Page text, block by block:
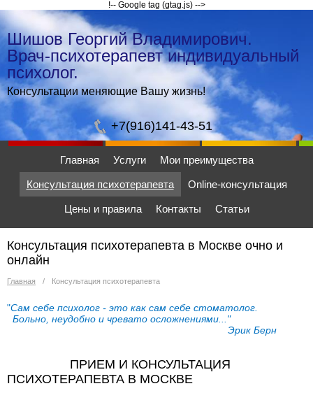
!-- Google tag (gtag.js) -->
Шишов Георгий Владимирович.
Врач-психотерапевт индивидуальный
психолог.
Консультации меняющие Вашу жизнь!
+7(916)141-43-51
Главная Услуги Мои преимущества
Консультация психотерапевта Online-консультация
Цены и правила Контакты Статьи
Консультация психотерапевта в Москве очно и
онлайн
Главная / Консультация психотерапевта
"Сам себе психолог - это как сам себе стоматолог.
Больно, неудобно и чревато осложнениями..."
Эрик Берн
ПРИЕМ И КОНСУЛЬТАЦИЯ
ПСИХОТЕРАПЕВТА В МОСКВЕ